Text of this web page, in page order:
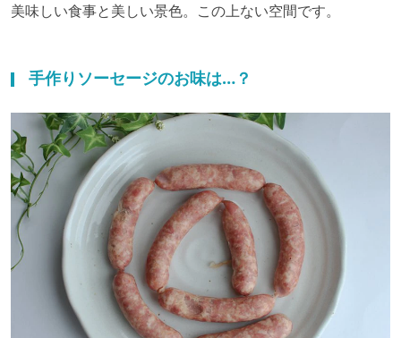
美味しい食事と美しい景色。この上ない空間です。
手作りソーセージのお味は…？